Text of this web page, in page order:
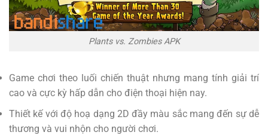
Plants vs. Zombies APK
Game chơi theo luối chiến thuật nhưng mang tính giải trí
cao và cực kỳ hấp dẫn cho điện thoại hiện nay.
Thiết kế với độ hoạ dạng 2D đầy màu sắc mang đến sự dễ
thương và vui nhộn cho người chơi.